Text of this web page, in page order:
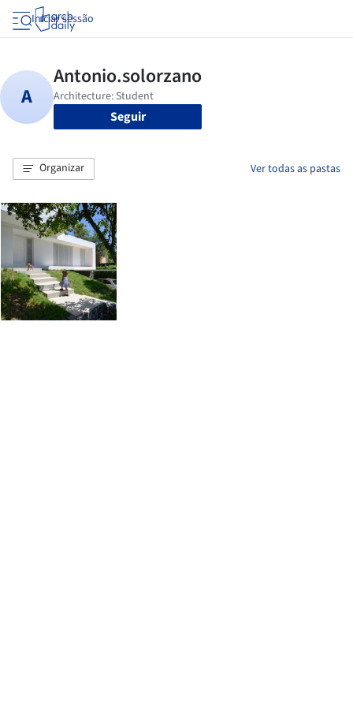
Iniciar sessão
Seguir
Organizar Ver todas as pastas